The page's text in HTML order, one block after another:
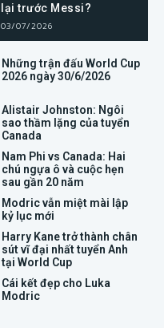
lại trước Messi?
03/07/2026
Những trận đấu World Cup
2026 ngày 30/6/2026
Alistair Johnston: Ngôi
sao thầm lặng của tuyển
Canada
Nam Phi vs Canada: Hai
chú ngựa ô và cuộc hẹn
sau gần 20 năm
Modric vẫn miệt mài lập
kỷ lục mới
Harry Kane trở thành chân
sút vĩ đại nhất tuyển Anh
tại World Cup
Cái kết đẹp cho Luka
Modric